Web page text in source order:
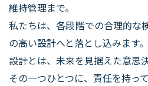
維持管理まで。
私たちは、各段階での合理的な
の高い設計へと落とし込みます。
設計とは、未来を見据えた意思
その一つひとつに、責任を持って